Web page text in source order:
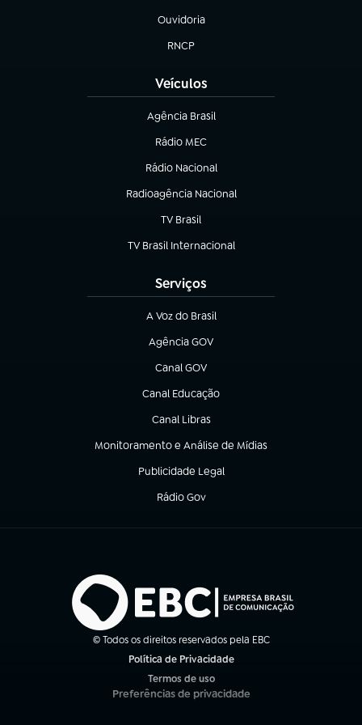
Ouvidoria
(abre em nova aba)
RNCP
(abre em nova aba)
Veículos
Agência Brasil
(abre em nova aba)
Rádio MEC
(abre em nova aba)
Rádio Nacional
Radioagência Nacional
(abre em nova aba)
TV Brasil
(abre em nova aba)
TV Brasil Internacional
(abre em nova aba)
Serviços
A Voz do Brasil
(abre em nova aba)
Agência GOV
(abre em nova aba)
Canal GOV
(abre em nova aba)
Canal Educação
(abre em nova aba)
Canal Libras
(abre em nova aba)
Monitoramento e Análise de Mídias
(abre em nova aba)
Publicidade Legal
(abre em nova aba)
Rádio Gov
(abre em nova aba)
© Todos os direitos reservados pela EBC
Política de Privacidade
Termos de uso
(abre em nova aba)
Preferências de privacidade